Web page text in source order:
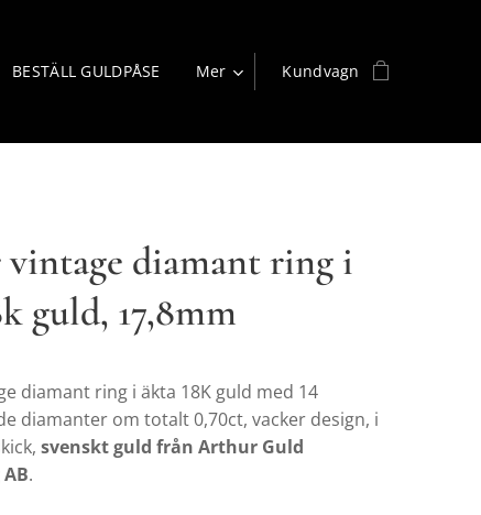
BESTÄLL GULDPÅSE Mer Kundvagn
vintage diamant ring i
guld, 17,8mm
diamant ring i äkta 18K guld med 14
diamanter om totalt 0,70ct, vacker design, i
svenskt guld från Arthur Guld
.